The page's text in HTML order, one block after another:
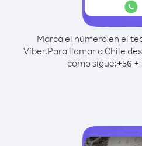
Marca el número en el
Viber.Para llamar a Chile
como sigue:+56 +